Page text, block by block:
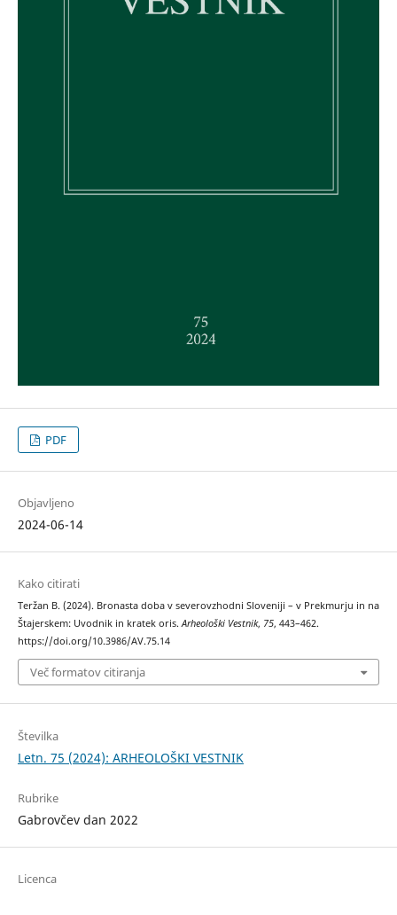
PDF
Objavljeno
2024-06-14
Kako citirati
Teržan B. (2024). Bronasta doba v severovzhodni Sloveniji – v Prekmurju in na
Štajerskem: Uvodnik in kratek oris.Arheološki Vestnik, 75, 443–462.
https://doi.org/10.3986/AV.75.14
Več formatov citiranja
Številka
Letn. 75 (2024): ARHEOLOŠKI VESTNIK
Rubrike
Gabrovčev dan 2022
Licenca